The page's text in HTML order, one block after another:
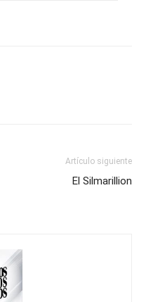
Artículo siguiente
El Silmarillion